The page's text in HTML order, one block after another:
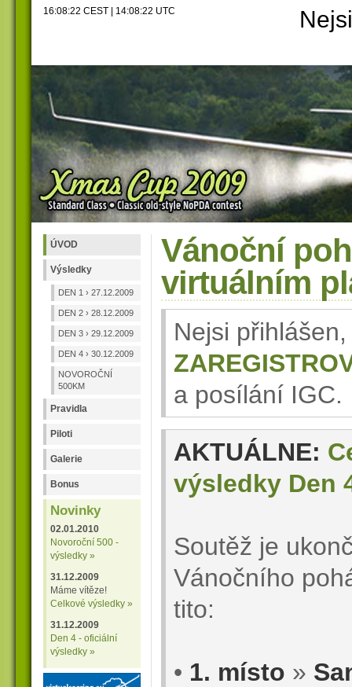
16:08:23 CEST | 14:08:23 UTC
ÚVOD
Výsledky
DEN 1 › 27.12.2009
DEN 2 › 28.12.2009
DEN 3 › 29.12.2009
DEN 4 › 30.12.2009
NOVOROČNÍ
500KM
Pravidla
Piloti
Galerie
Bonus
Novinky
02.01.2010
Novoroční 500 -
výsledky »
31.12.2009
Máme vítěze!
Celkové výsledky »
31.12.2009
Den 4 - oficiální
výsledky »
Vánoční
virtuálním
Nejsi
a posílání IGC.
AKTUÁLNE:
výsledky Den
Soutěž je
Vánočního
tito:
• 1. místo »